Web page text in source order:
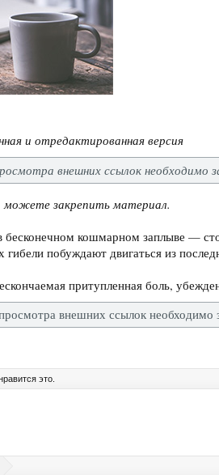
и отредактированная версия
внешних ссылок необходимо
закрепить материал.
бесконечном кошмарном заплыве —
гибели побуждают двигаться из
притупленная боль,
внешних ссылок необходимо
это.